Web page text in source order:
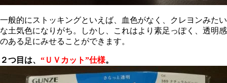
一般的にストッキングといえば、血色がなく、クレヨンみたい
な土気色になりがち。しかし、これはより素足っぽく、透明感
のある足にみせることができます。
２つ目は、 “ＵＶカット”仕様。